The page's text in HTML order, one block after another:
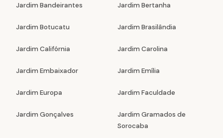
Jardim Bandeirantes Jardim Bertanha
Jardim Botucatu Jardim Brasilândia
Jardim Califórnia Jardim Carolina
Jardim Embaixador Jardim Emília
Jardim Europa Jardim Faculdade
Jardim Gonçalves
Jardim Gramados de
Sorocaba